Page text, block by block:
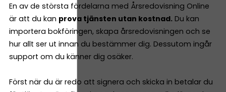
En av de största fördelarna med Årsredovisning Online
är att du kan prova tjänsten utan kostnad. Du kan
importera bokföringen, skapa årsredovisningen och se
hur allt ser ut innan du bestämmer dig. Dessutom ingår
support om du känner dig osäker.
Först när du är redo att signera och skicka in betalar du